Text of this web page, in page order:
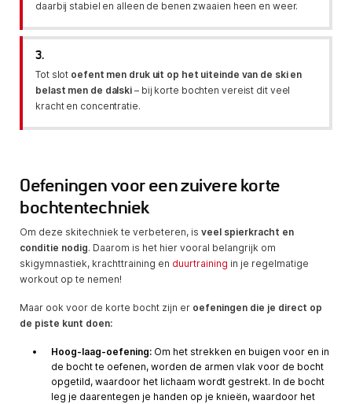
daarbij stabiel en alleen de benen zwaaien heen en weer.
3.
Tot slot oefent men druk uit op het uiteinde van de ski en
belast men de dalski – bij korte bochten vereist dit veel
kracht en concentratie.
Oefeningen voor een zuivere korte
bochtentechniek
Om deze skitechniek te verbeteren, is veel spierkracht en
conditie nodig. Daarom is het hier vooral belangrijk om
skigymnastiek, krachttraining en duurtraining in je regelmatige
workout op te nemen!
Maar ook voor de korte bocht zijn er oefeningen die je direct op
de piste kunt doen:
Hoog-laag-oefening: Om het strekken en buigen voor en in
de bocht te oefenen, worden de armen vlak voor de bocht
opgetild, waardoor het lichaam wordt gestrekt. In de bocht
leg je daarentegen je handen op je knieën, waardoor het